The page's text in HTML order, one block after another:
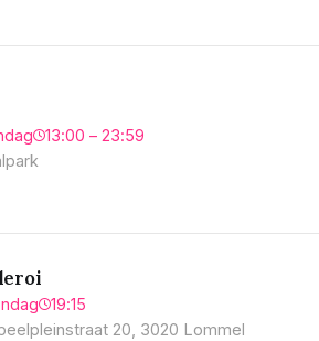
13:00 – 23:59
19:15
20, 3020 Lommel